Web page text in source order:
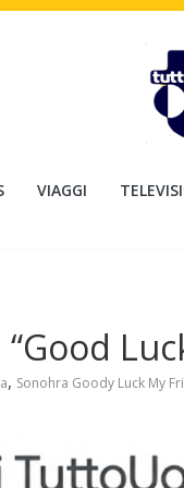
VIAGGI
, Sonohra Goody Luck My